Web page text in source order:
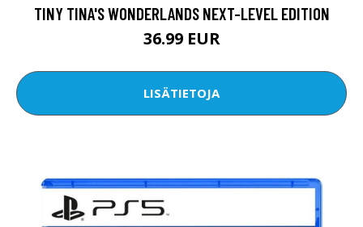
TINY TINA'S WONDERLANDS NEXT-LEVEL EDITION
36.99 EUR
LISÄTIETOJA